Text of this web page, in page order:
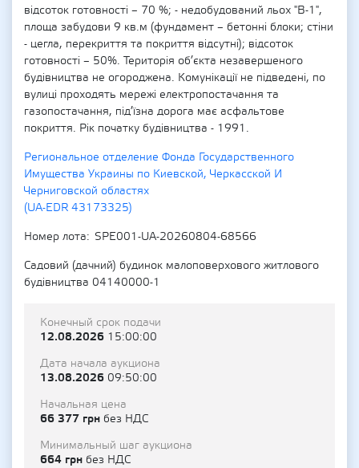
відсоток готовності – 70 %; - недобудований льох "В-1",
площа забудови 9 кв.м (фундамент – бетонні блоки; стіни
- цегла, перекриття та покриття відсутні); відсоток
готовності – 50%. Територія об’єкта незавершеного
будівництва не огороджена. Комунікації не підведені, по
вулиці проходять мережі електропостачання та
газопостачання, під’їзна дорога має асфальтове
покриття. Рік початку будівництва - 1991.
Региональное отделение Фонда Государственного
Имущества Украины по Киевской, Черкасской И
Черниговской областях
(UA-EDR 43173325)
Номер лота
SPE001-UA-20260804-68566
Садовий (дачний) будинок малоповерхового житлового
будівництва 04140000-1
Конечный срок подачи
12.08.2026 15:00:00
Дата начала аукциона
13.08.2026 09:50:00
Начальная цена
66 377 грн без НДС
Минимальный шаг аукциона
664 грн без НДС